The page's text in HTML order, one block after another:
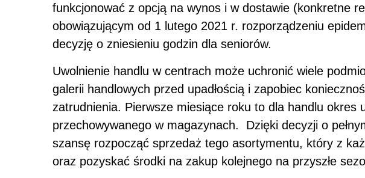
funkcjonować z opcją na wynos i w dostawie (konkretne
obowiązującym od 1 lutego 2021 r. rozporządzeniu
decyzję o zniesieniu godzin dla seniorów.
Uwolnienie handlu w centrach może uchronić wiele
galerii handlowych przed upadłością i zapobiec
zatrudnienia. Pierwsze miesiące roku to dla handlu okres
przechowywanego w magazynach. Dzięki decyzji o
szansę rozpocząć sprzedaż tego asortymentu, który z
oraz pozyskać środki na zakup kolejnego na przyszłe